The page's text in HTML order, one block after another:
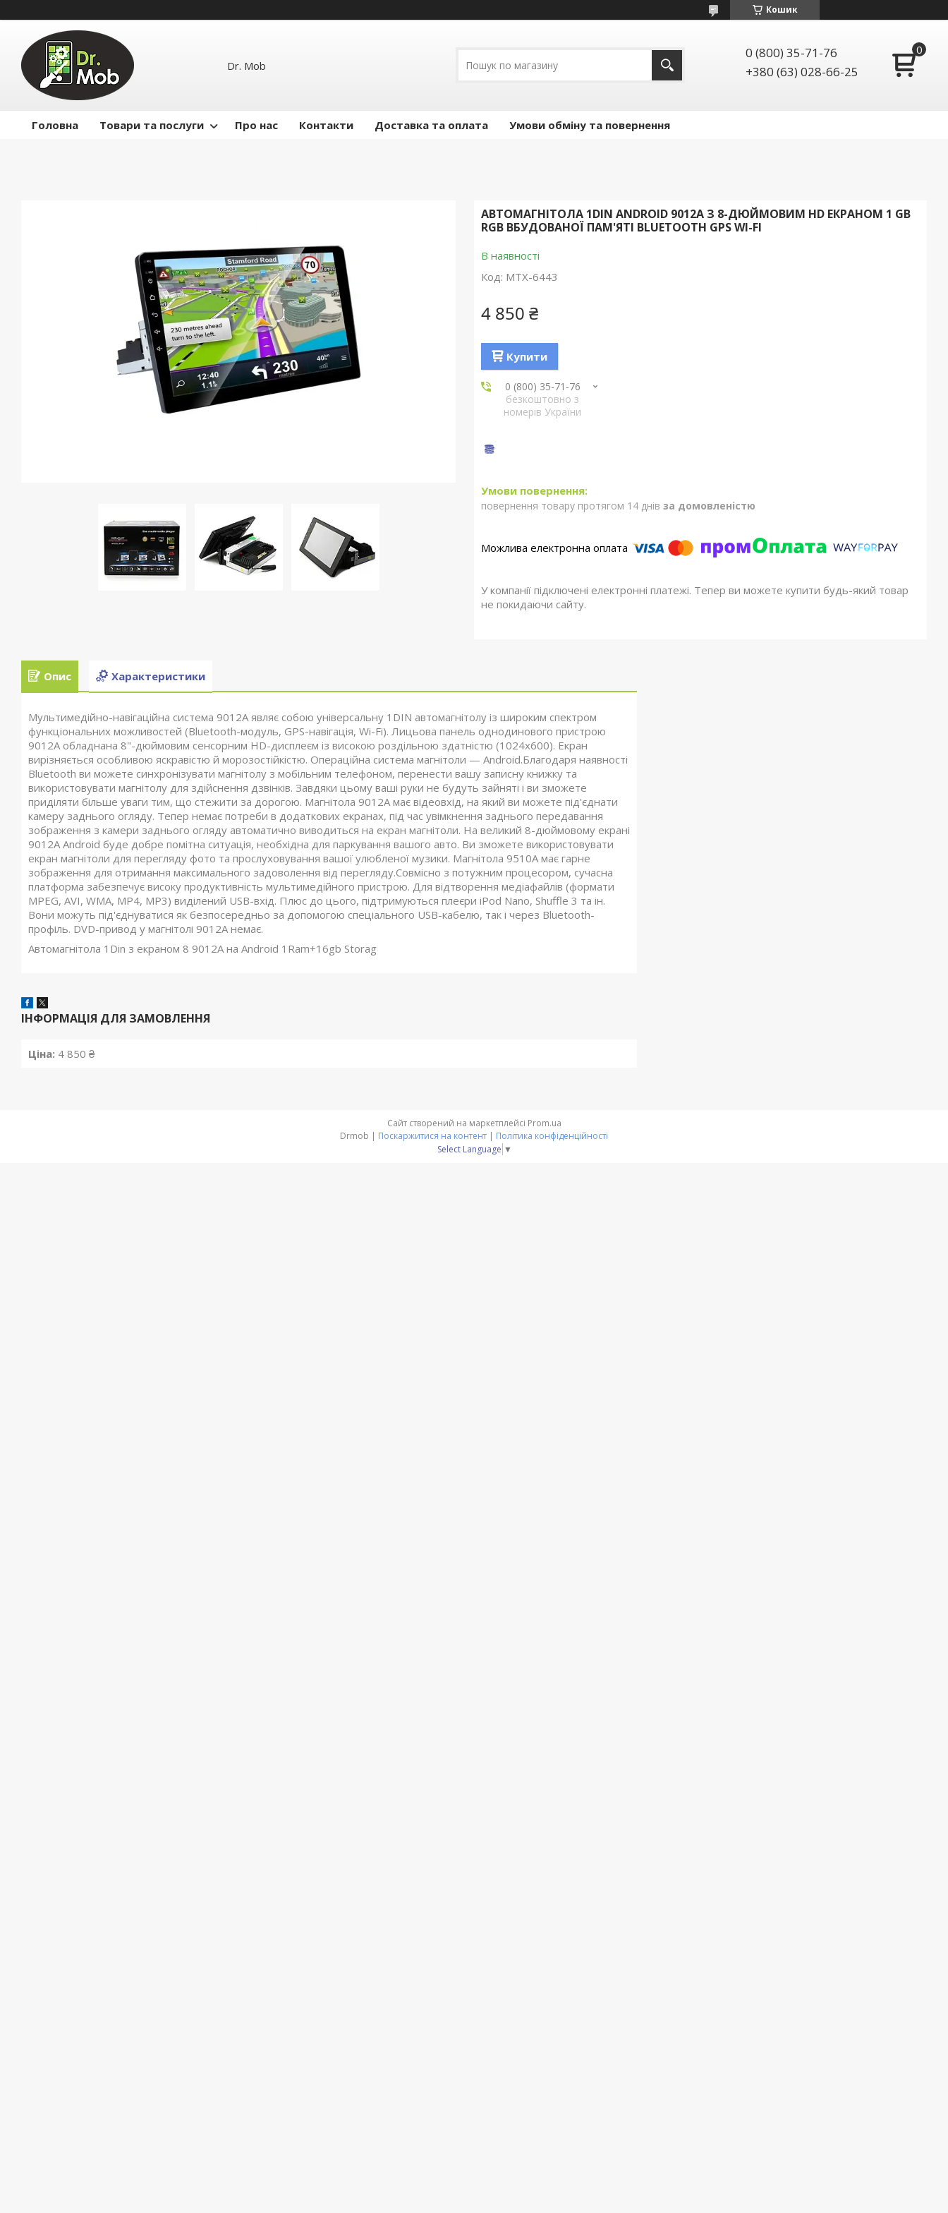
Кошик
Dr. Mob
0 (800) 35-71-76
+380 (63) 028-66-25
Головна Товари та послуги Про нас Контакти Доставка та оплата Умови обміну та повернення
АВТОМАГНІТОЛА 1DIN ANDROID 9012A З 8-ДЮЙМОВИМ HD ЕКРАНОМ 1 GB
RGB ВБУДОВАНОЇ ПАМ'ЯТІ BLUETOOTH GPS WI-FI
В наявності
Код: MTX-6443
4 850 ₴
Купити
0 (800) 35-71-76
безкоштовно з
номерів України
повернення товару протягом 14 днів за домовленістю
У компанії підключені електронні платежі. Тепер ви можете купити будь-який товар
не покидаючи сайту.
Опис Характеристики
Мультимедійно-навігаційна система 9012A являє собою універсальну 1DIN автомагнітолу із широким спектром
функціональних можливостей (Bluetooth-модуль, GPS-навігація, Wi-Fi). Лицьова панель однодинового пристрою
9012A обладнана 8"-дюймовим сенсорним HD-дисплеєм із високою роздільною здатністю (1024х600). Екран
вирізняється особливою яскравістю й морозостійкістю. Операційна система магнітоли — Android.Благодаря наявності
Bluetooth ви можете синхронізувати магнітолу з мобільним телефоном, перенести вашу записну книжку та
використовувати магнітолу для здійснення дзвінків. Завдяки цьому ваші руки не будуть зайняті і ви зможете
приділяти більше уваги тим, що стежити за дорогою. Магнітола 9012A має відеовхід, на який ви можете під'єднати
камеру заднього огляду. Тепер немає потреби в додаткових екранах, під час увімкнення заднього передавання
зображення з камери заднього огляду автоматично виводиться на екран магнітоли. На великий 8-дюймовому екрані
9012A Android буде добре помітна ситуація, необхідна для паркування вашого авто. Ви зможете використовувати
екран магнітоли для перегляду фото та прослуховування вашої улюбленої музики. Магнітола 9510A має гарне
зображення для отримання максимального задоволення від перегляду.Совмісно з потужним процесором, сучасна
платформа забезпечує високу продуктивність мультимедійного пристрою. Для відтворення медіафайлів (формати
MPEG, AVI, WMA, MP4, MP3) виділений USB-вхід. Плюс до цього, підтримуються плеєри iPod Nano, Shuffle 3 та ін.
Вони можуть під'єднуватися як безпосередньо за допомогою спеціального USB-кабелю, так і через Bluetooth-
профіль. DVD-привод у магнітолі 9012A немає.
Автомагнітола 1Din з екраном 8 9012A на Android 1Ram+16gb Storag
ІНФОРМАЦІЯ ДЛЯ ЗАМОВЛЕННЯ
Ціна: 4 850 ₴
Сайт створений на маркетплейсі Prom.ua
Поскаржитися на контент
Політика конфіденційності
Select Language ▼